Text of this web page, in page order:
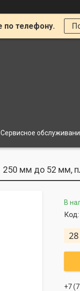
по телефону.
Сервисное
мм до 52 мм,
В
Код:
+7